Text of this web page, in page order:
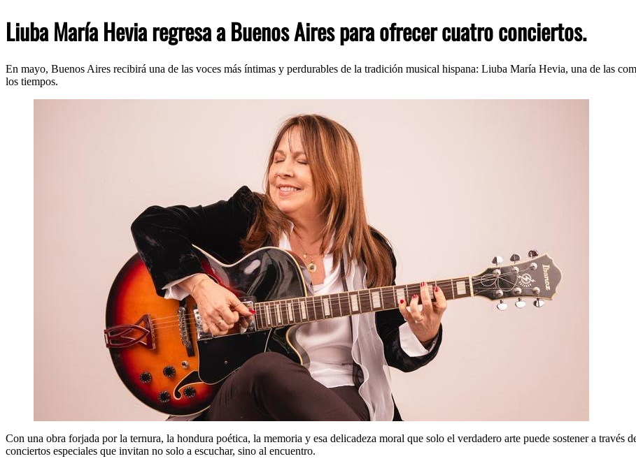
Liuba María Hevia regresa a Buenos Aires para ofrecer cuatro conciertos.
En mayo, Buenos Aires recibirá una de las voces más íntimas y perdurables de la tradición musical hispana: Liuba María Hevia, una de las
los tiempos.
Con una obra forjada por la ternura, la hondura poética, la memoria y esa delicadeza moral que solo el verdadero arte puede sostener a
conciertos especiales que invitan no solo a escuchar, sino al encuentro.